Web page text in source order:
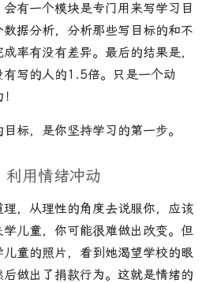
有一个模块是专门用来写学习目
据分析，分析那些写目标的和不
率有没有差异。最后的结果是，
写的人的1.5倍。只是一个动
标，是你坚持学习的第一步。
用情绪冲动
，从理性的角度去说服你，应该
儿童，你可能很难做出改变。但
童的照片，看到她渴望学校的眼
做出了捐款行为。这就是情绪的